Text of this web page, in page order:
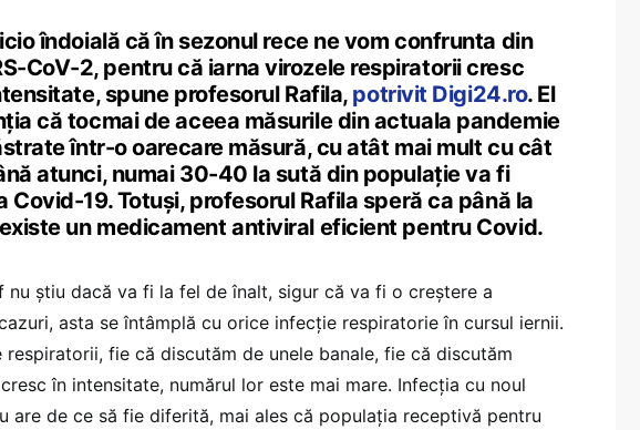
îndoială că în sezonul rece ne vom confrunta din
CoV-2, pentru că iarna virozele respiratorii cresc
spune profesorul Rafila,potrivit Digi24.ro. El
că tocmai de aceea măsurile din actuala pandemie
într-o oarecare măsură, cu atât mai mult cu cât
atunci, numai 30-40 la sută din populație va fi
Covid-19. Totuși, profesorul Rafila speră ca până la
un medicament antiviral eficient pentru Covid.
nu știu dacă va fi la fel de înalt, sigur că va fi o creștere a
asta se întâmplă cu orice infecție respiratorie în cursul iernii.
respiratorii, fie că discutăm de unele banale, fie că discutăm
în intensitate, numărul lor este mai mare. Infecția cu noul
are de ce să fie diferită, mai ales că populația receptivă pentru